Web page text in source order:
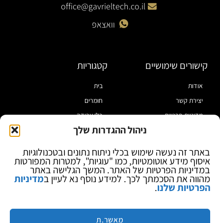
ניהול ההגדרות שלך
באתר זה נעשה שימוש בכלי ניתוח נתונים ובטכנולוגיות
איסוף מידע אוטומטיות, כמו "עוגיות", למטרות המפורטות
במדיניות הפרטיות של האתר. המשך הגלישה באתר
מהווה את הסכמתך לכך. למידע נוסף נא לעיין במדיניות
הפרטיות שלנו.
מאשר.ת
office@gavrieltech.co.il
וואצאפ
קישורים שימושיים
אודות
יצירת קשר
מדיניות פרטיות
בלוג
קטגוריות
בית
חומרים
כלי עבודה
מוצרי הלחמה
ספקי כח ומודדים
ציוד אופטי להגדלה
מותגים